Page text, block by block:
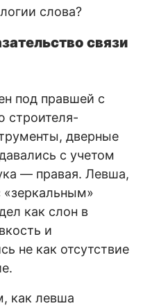
слова?
связи
под правшей с
строителя-
дверные
с учетом
— правая. Левша,
как слон в
и
не как отсутствие
как левша